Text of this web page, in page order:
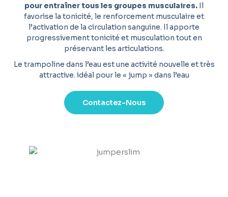
pour entraîner tous les groupes musculaires. Il
favorise la tonicité, le renforcement musculaire et
l’activation de la circulation sanguine. Il apporte
progressivement tonicité et musculation tout en
préservant les articulations.
Le trampoline dans l’eau est une activité nouvelle et très
attractive. idéal pour le « jump » dans l’eau
Contactez-Nous